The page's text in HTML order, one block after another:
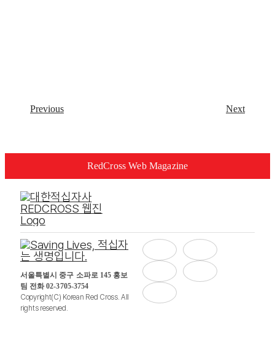
Previous Next
RedCross Web Magazine
서울특별시 중구 소파로 145 홍보
팀 전화 02-3705-3754
Copyright(C) Korean Red Cross. All
rights reserved.